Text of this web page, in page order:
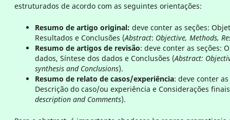
estruturados de acordo com as seguintes orientações:
Resumo de artigo original: deve conter as seções:
Resultados e Conclusões (Abstract: Objective, Methods,
Resumo de artigos de revisão: deve conter as seções:
dados, Síntese dos dados e Conclusões (Abstract:
synthesis and Conclusions).
Resumo de relato de casos/experiência: deve conter
Descrição do caso/ou experiência e Considerações
description and Comments).